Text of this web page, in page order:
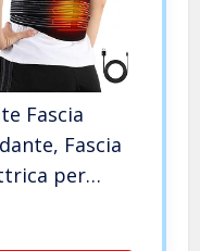
Fascia
Fascia
per